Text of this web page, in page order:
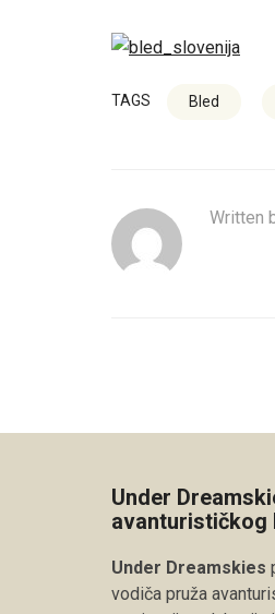
TAGS Bled
Written
Under
avanturističkog
Under Dreamskies
vodiča pruža